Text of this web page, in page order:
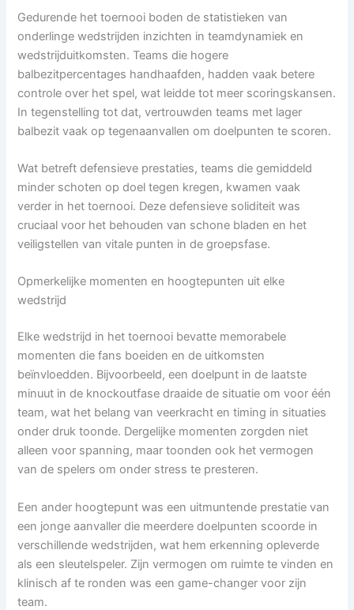
Gedurende het toernooi boden de statistieken van
onderlinge wedstrijden inzichten in teamdynamiek en
wedstrijduitkomsten. Teams die hogere
balbezitpercentages handhaafden, hadden vaak betere
controle over het spel, wat leidde tot meer scoringskansen.
In tegenstelling tot dat, vertrouwden teams met lager
balbezit vaak op tegenaanvallen om doelpunten te scoren.
Wat betreft defensieve prestaties, teams die gemiddeld
minder schoten op doel tegen kregen, kwamen vaak
verder in het toernooi. Deze defensieve soliditeit was
cruciaal voor het behouden van schone bladen en het
veiligstellen van vitale punten in de groepsfase.
Opmerkelijke momenten en hoogtepunten uit elke
wedstrijd
Elke wedstrijd in het toernooi bevatte memorabele
momenten die fans boeiden en de uitkomsten
beïnvloedden. Bijvoorbeeld, een doelpunt in de laatste
minuut in de knockoutfase draaide de situatie om voor één
team, wat het belang van veerkracht en timing in situaties
onder druk toonde. Dergelijke momenten zorgden niet
alleen voor spanning, maar toonden ook het vermogen
van de spelers om onder stress te presteren.
Een ander hoogtepunt was een uitmuntende prestatie van
een jonge aanvaller die meerdere doelpunten scoorde in
verschillende wedstrijden, wat hem erkenning opleverde
als een sleutelspeler. Zijn vermogen om ruimte te vinden en
klinisch af te ronden was een game-changer voor zijn
team.